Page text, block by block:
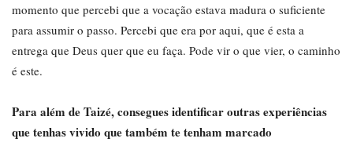
momento que percebi que a vocação estava madura o suficiente
para assumir o passo. Percebi que era por aqui, que é esta a
entrega que Deus quer que eu faça. Pode vir o que vier, o caminho
é este.
Para além de Taizé, consegues identificar outras experiências
que tenhas vivido que também te tenham marcado